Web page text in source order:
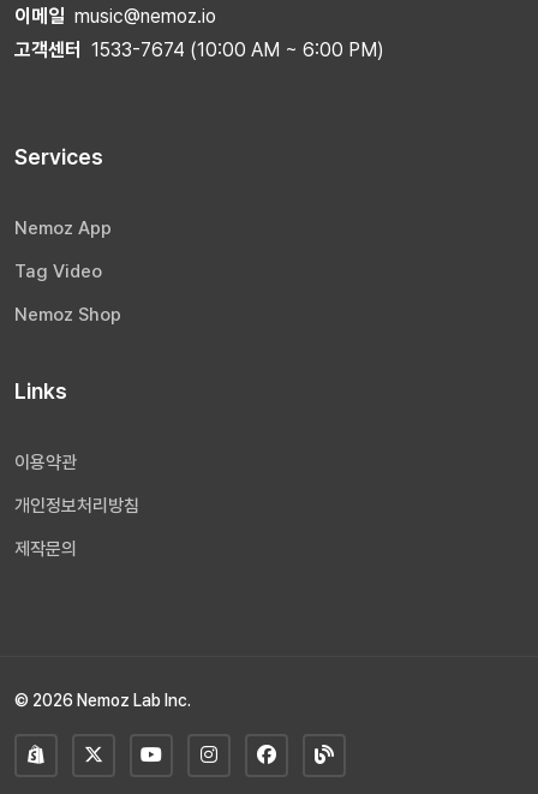
이메일 music@nemoz.io
고객센터
1533-7674 (10:00 AM ~ 6:00 PM)
Services
Nemoz App
Tag Video
Nemoz Shop
Links
이용약관
개인정보처리방침
제작문의
© 2026 Nemoz Lab Inc.